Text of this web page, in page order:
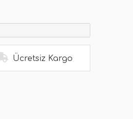
Ücretsiz Kargo